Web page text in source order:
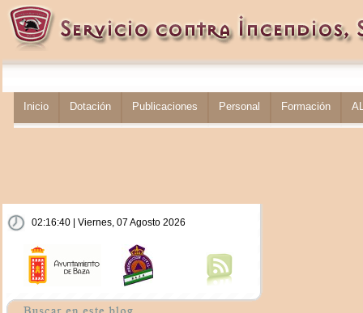
Inicio Dotación Publicaciones Personal Formación
02:16:41 | Viernes, 07 Agosto 2026